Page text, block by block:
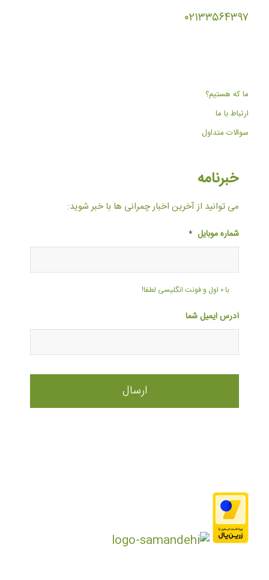
۰۲۱۳۳۵۶۴۳۹۷
ما که هستیم؟
ارتباط با ما
سوالات متداول
خبرنامه
می توانید از آخرین اخبار چمرانی ها با خبر شوید:
شماره موبایل *
با ۰ اول و فونت انگلیسی لطفا!
آدرس ایمیل شما